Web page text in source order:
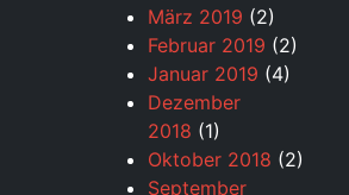
März 2019 (2)
Februar 2019 (2)
Januar 2019 (4)
Dezember
2018 (1)
Oktober 2018 (2)
September